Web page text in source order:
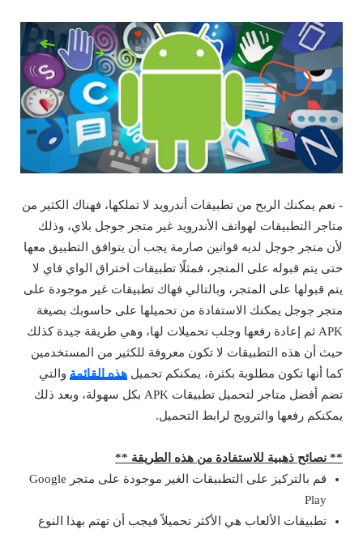
- نعم يمكنك الربح من تطبيقات أندرويد لا تملكها، فهناك الكثير من
متاجر التطبيقات لهواتف الأندرويد غير متجر جوجل بلاي، وذلك
لأن متجر جوجل لديه قوانين صارمة يجب أن يتوافق التطبيق معها
حتى يتم قبوله على المتجر، فمثلًا تطبيقات اختراق الواي فاي لا
يتم قبولها على المتجر، وبالتالي فهاك تطبيقات غير موجودة على
متجر جوجل يمكنك الاستفادة من تحميلها على حاسوبك بصيغة
APK ثم إعادة رفعها وجلب تحميلات لها، وهي طريقة جيدة كذلك
حيث أن هذه التطبيقات لا تكون معروفة للكثير من المستخدمين
كما أنها تكون مطلوبة بكثرة، يمكنكم تحميل هذه القائمة والتي
تضم أفضل متاجر لتحميل تطبيقات APK بكل سهولة، وبعد ذلك
يمكنكم رفعها والترويج لرابط التحميل.
** نصائح ذهبية للاستفادة من هذه الطريقة **
قم بالتركيز على التطبيقات الغير موجودة على متجر Google
Play
تطبيقات الألعاب هي الأكثر تحميلاً فيجب أن تهتم بهذا النوع